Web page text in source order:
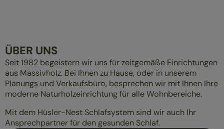
ÜBER UNS
Seit 1982 begeistern wir uns für zeitgemäße Einrichtungen
aus Massivholz. Bei Ihnen zu Hause, oder in unserem
Planungs und Verkaufsbüro, besprechen wir mit Ihnen Ihre
moderne Naturholzeinrichtung für alle Wohnbereiche.
Mit dem Hüsler-Nest Schlafsystem sind wir auch Ihr
Ansprechpartner für den gesunden Schlaf.